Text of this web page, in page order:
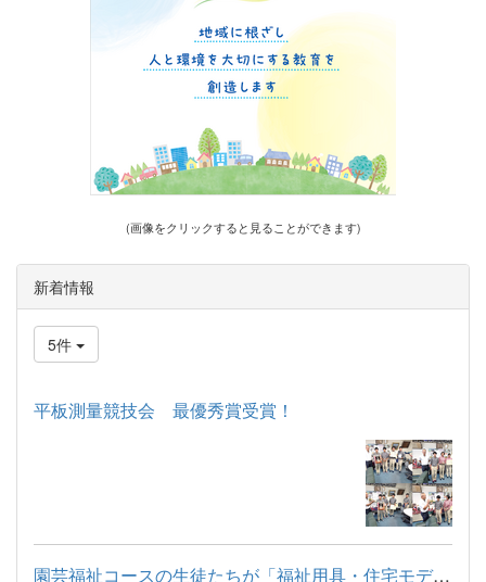
(画像をクリックすると見ることができます)
新着情報
5件
平板測量競技会 最優秀賞受賞！
園芸福祉コースの生徒たちが「福祉用具・住宅モデルルーム見学」...